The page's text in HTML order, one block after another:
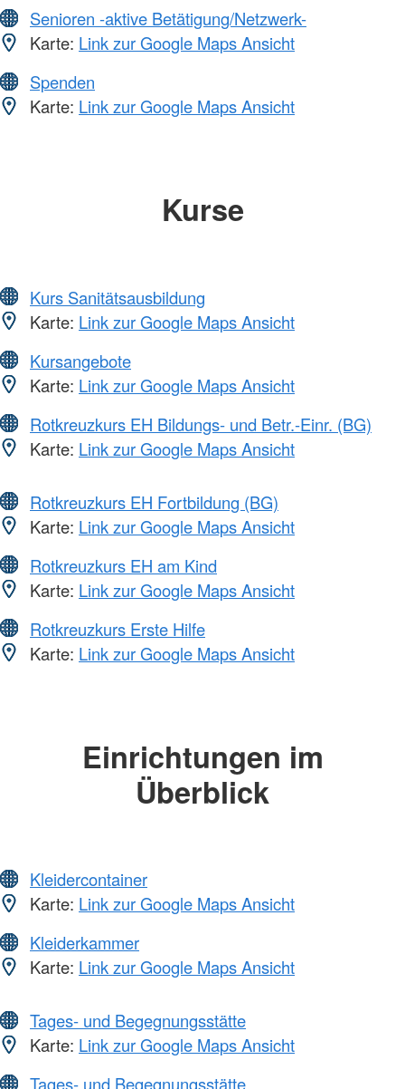
Senioren -aktive Betätigung/Netzwerk-
Karte: Link zur Google Maps Ansicht
Spenden
Karte: Link zur Google Maps Ansicht
Kurse
Kurs Sanitätsausbildung
Karte: Link zur Google Maps Ansicht
Kursangebote
Karte: Link zur Google Maps Ansicht
Rotkreuzkurs EH Bildungs- und Betr.-Einr. (BG)
Karte: Link zur Google Maps Ansicht
Rotkreuzkurs EH Fortbildung (BG)
Karte: Link zur Google Maps Ansicht
Rotkreuzkurs EH am Kind
Karte: Link zur Google Maps Ansicht
Rotkreuzkurs Erste Hilfe
Karte: Link zur Google Maps Ansicht
Einrichtungen im
Überblick
Kleidercontainer
Karte: Link zur Google Maps Ansicht
Kleiderkammer
Karte: Link zur Google Maps Ansicht
Tages- und Begegnungsstätte
Karte: Link zur Google Maps Ansicht
Tages- und Begegnungsstätte